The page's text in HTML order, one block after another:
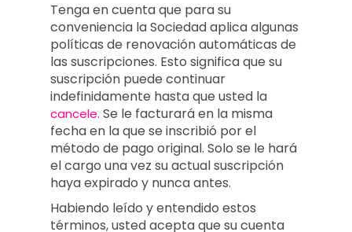
Tenga en cuenta que para su
conveniencia la Sociedad aplica algunas
políticas de renovación automáticas de
las suscripciones. Esto significa que su
suscripción puede continuar
indefinidamente hasta que usted la
cancele. Se le facturará en la misma
fecha en la que se inscribió por el
método de pago original. Solo se le hará
el cargo una vez su actual suscripción
haya expirado y nunca antes.
Habiendo leído y entendido estos
términos, usted acepta que su cuenta